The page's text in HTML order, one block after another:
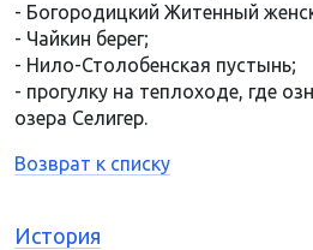
- Богородицкий Житенный
- Чайкин берег;
- Нило-Столобенская пустынь;
- прогулку на теплоходе, где
озера Селигер.
Возврат к списку
История